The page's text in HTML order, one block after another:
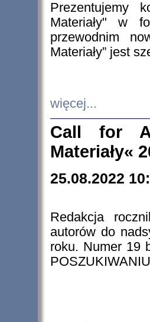
Prezentujemy
Materiały" w
przewodnim
Materiały” jest
więcej...
Call for
Materiały«
25.08.2022
Redakcja
autorów do
roku. Numer 19